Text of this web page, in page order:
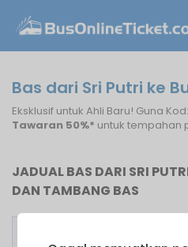
Bas dari Sri Putri ke
Eksklusif untuk Ahli Baru! Guna
Tawaran 50%* untuk tempahan
JADUAL BAS DARI SRI
DAN TAMBANG BAS